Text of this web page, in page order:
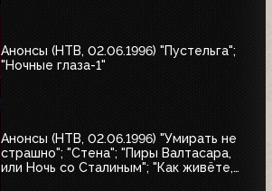
Анонсы (НТВ, 02.06.1996) "Пустельга";
"Ночные глаза-1"
Анонсы (НТВ, 02.06.1996) "Умирать не
страшно"; "Стена"; "Пиры Валтасара,
или Ночь со Сталиным"; "Как живёте,